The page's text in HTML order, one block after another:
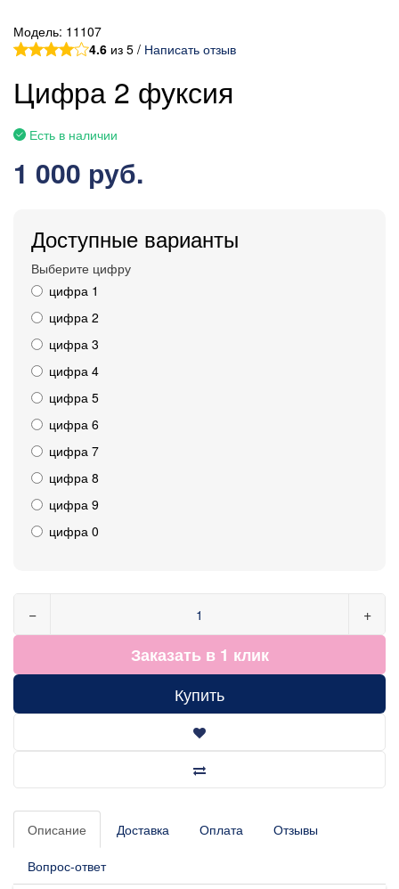
Модель: 11107
4.6 из 5 / Написать отзыв
Цифра 2 фуксия
Есть в наличии
1 000 руб.
Доступные варианты
Выберите цифру
цифра 1
цифра 2
цифра 3
цифра 4
цифра 5
цифра 6
цифра 7
цифра 8
цифра 9
цифра 0
− +
Заказать в 1 клик
Купить
Описание Доставка Оплата Отзывы
Вопрос-ответ